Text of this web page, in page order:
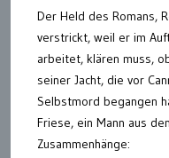
Der Held des Romans,
verstrickt, weil er im
arbeitet, klären muss,
seiner Jacht, die vor
Selbstmord begangen
Friese, ein Mann aus
Zusammenhänge: